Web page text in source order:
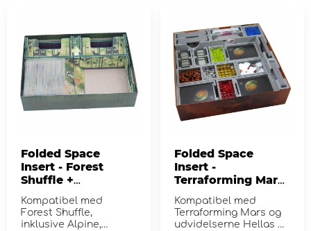
Folded Space
Insert - Forest
Shuffle +
Expansions
Kompatibel med
Forest Shuffle,
inklusive Alpine,
Folded Space
Insert -
Terraforming Mars
+ Expansions
Kompatibel med
Terraforming Mars og
udvidelserne Hellas &